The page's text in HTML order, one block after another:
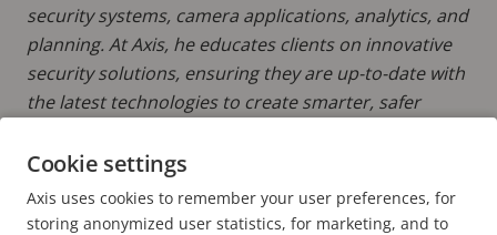
security systems, camera applications, analytics, and
planning. At Axis, he educates clients on innovative
security solutions, ensuring they are up-to-date with
the latest technologies to create smarter, safer
Axis' Total Cost of Ownership (TCO) approach.
MEHR BEITRÄGE LESEN VON ERIK
Cookie settings
Axis uses cookies to remember your user preferences, for
storing anonymized user statistics, for marketing, and to